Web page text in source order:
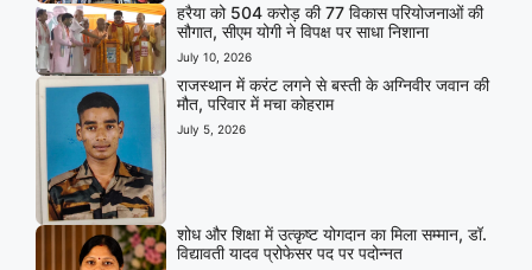
हरैया को 504 करोड़ की 77 विकास परियोजनाओं की
सौगात, सीएम योगी ने विपक्ष पर साधा निशाना
July 10, 2026
राजस्थान में करंट लगने से बस्ती के अग्निवीर जवान की
मौत, परिवार में मचा कोहराम
July 5, 2026
शोध और शिक्षा में उत्कृष्ट योगदान का मिला सम्मान, डॉ.
विद्यावती यादव प्रोफेसर पद पर पदोन्नत